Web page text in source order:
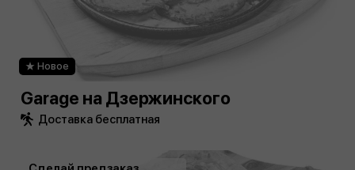
Новое
Garage на Дзержинского
Доставка бесплатная